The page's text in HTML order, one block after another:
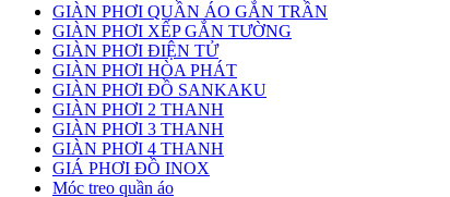
GIÀN PHƠI QUẦN ÁO GẮN TRẦN
GIÀN PHƠI XẾP GẮN TƯỜNG
GIÀN PHƠI ĐIỆN TỬ
GIÀN PHƠI HÒA PHÁT
GIÀN PHƠI ĐỒ SANKAKU
GIÀN PHƠI 2 THANH
GIÀN PHƠI 3 THANH
GIÀN PHƠI 4 THANH
GIÁ PHƠI ĐỒ INOX
Móc treo quần áo